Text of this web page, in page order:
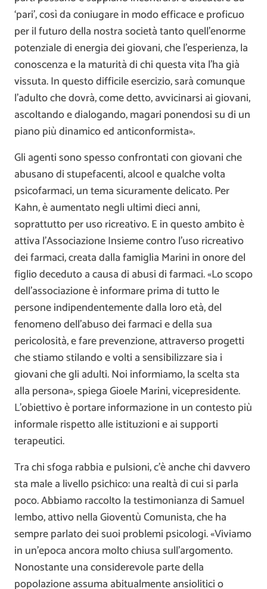
‘pari’, così da coniugare in modo efficace e proficuo
per il futuro della nostra società tanto quell’enorme
potenziale di energia dei giovani, che l’esperienza, la
conoscenza e la maturità di chi questa vita l’ha già
vissuta. In questo difficile esercizio, sarà comunque
l’adulto che dovrà, come detto, avvicinarsi ai giovani,
ascoltando e dialogando, magari ponendosi su di un
piano più dinamico ed anticonformista».
Gli agenti sono spesso confrontati con giovani che
abusano di stupefacenti, alcool e qualche volta
psicofarmaci, un tema sicuramente delicato. Per
Kahn, è aumentato negli ultimi dieci anni,
soprattutto per uso ricreativo. E in questo ambito è
attiva l’Associazione Insieme contro l’uso ricreativo
dei farmaci, creata dalla famiglia Marini in onore del
figlio deceduto a causa di abusi di farmaci. «Lo scopo
dell’associazione è informare prima di tutto le
persone indipendentemente dalla loro età, del
fenomeno dell’abuso dei farmaci e della sua
pericolosità, e fare prevenzione, attraverso progetti
che stiamo stilando e volti a sensibilizzare sia i
giovani che gli adulti. Noi informiamo, la scelta sta
alla persona», spiega Gioele Marini, vicepresidente.
L’obiettivo è portare informazione in un contesto più
informale rispetto alle istituzioni e ai supporti
terapeutici.
Tra chi sfoga rabbia e pulsioni, c’è anche chi davvero
sta male a livello psichico: una realtà di cui si parla
poco. Abbiamo raccolto la testimonianza di Samuel
Iembo, attivo nella Gioventù Comunista, che ha
sempre parlato dei suoi problemi psicologi. «Viviamo
in un’epoca ancora molto chiusa sull’argomento.
Nonostante una considerevole parte della
popolazione assuma abitualmente ansiolitici o